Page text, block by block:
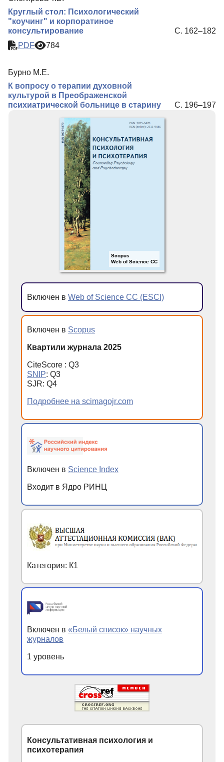
Круглый стол: Психологический
"коучинг" и корпоратиное
консультирование
С. 162–182
PDF
784
Бурно М.Е.
К вопросу о терапии духовной
культурой в Преображенской
психиатрической больнице в старину
С. 196–197
Scopus
Web of Science CC
Включен в Web of Science CC (ESCI)
Включен в Scopus
Квартили журнала 2025
CiteScore : Q3
SNIP: Q3
SJR: Q4
Подробнее на scimagojr.com
Включен в Science Index
Входит в Ядро РИНЦ
Категория: К1
Включен в «Белый список» научных
журналов
1 уровень
Консультативная психология и
психотерапия